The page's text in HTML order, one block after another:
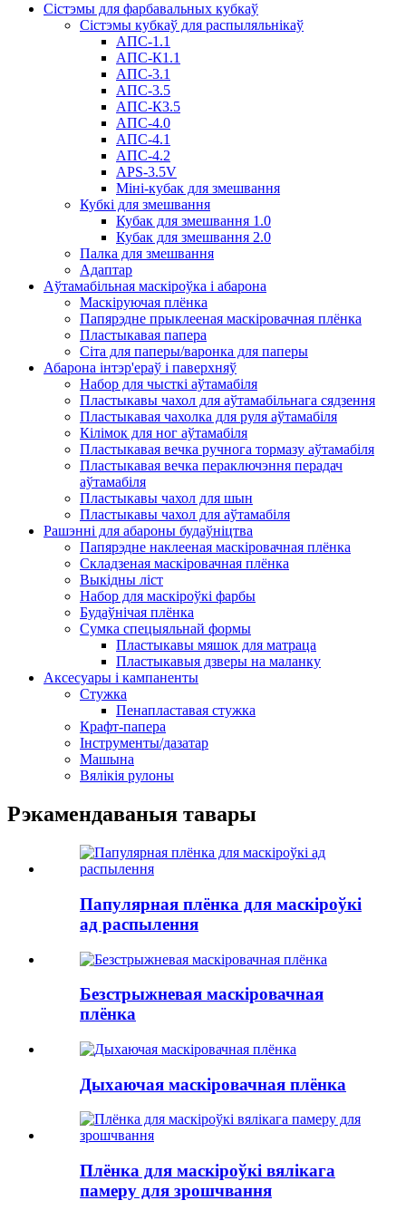
Сістэмы для фарбавальных кубкаў
Сістэмы кубкаў для распыляльнікаў
АПС-1.1
АПС-К1.1
АПС-3.1
АПС-3.5
АПС-К3.5
АПС-4.0
АПС-4.1
АПС-4.2
APS-3.5V
Міні-кубак для змешвання
Кубкі для змешвання
Кубак для змешвання 1.0
Кубак для змешвання 2.0
Палка для змешвання
Адаптар
Аўтамабільная маскіроўка і абарона
Маскіруючая плёнка
Папярэдне прыклееная маскіровачная плёнка
Пластыкавая папера
Сіта для паперы/варонка для паперы
Абарона інтэр'ераў і паверхняў
Набор для чысткі аўтамабіля
Пластыкавы чахол для аўтамабільнага сядзення
Пластыкавая чахолка для руля аўтамабіля
Кілімок для ног аўтамабіля
Пластыкавая вечка ручнога тормазу аўтамабіля
Пластыкавая вечка пераключэння перадач
аўтамабіля
Пластыкавы чахол для шын
Пластыкавы чахол для аўтамабіля
Рашэнні для абароны будаўніцтва
Папярэдне наклееная маскіровачная плёнка
Складзеная маскіровачная плёнка
Выкідны ліст
Набор для маскіроўкі фарбы
Будаўнічая плёнка
Сумка спецыяльнай формы
Пластыкавы мяшок для матраца
Пластыкавыя дзверы на маланку
Аксесуары і кампаненты
Стужка
Пенапластавая стужка
Крафт-папера
Інструменты/дазатар
Машына
Вялікія рулоны
Рэкамендаваныя тавары
Папулярная плёнка для маскіроўкі
ад распылення
Безстрыжневая маскіровачная
плёнка
Дыхаючая маскіровачная плёнка
Плёнка для маскіроўкі вялікага
памеру для зрошчвання